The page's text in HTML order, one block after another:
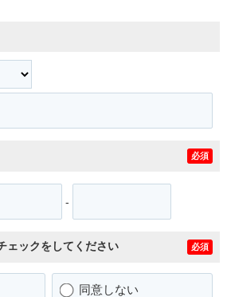
必須
-
ェックをしてください 必須
同意しない